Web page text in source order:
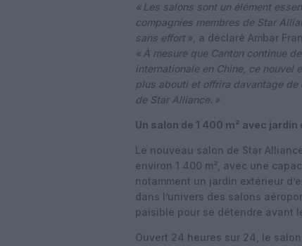
« Les salons sont un élément
compagnies membres de Star
sans effort », a déclaré Ambar
«À mesure que Canton continue
internationale en Chine, ce nouvel
plus abouti et offrira davantage
de Star Alliance. »
Un salon de 1 400 m² avec
Le nouveau salon de Star
environ 1 400 m², avec une
notamment un jardin extérieur
dans l’univers des salons
paisible pour se détendre avant
Ouvert 24 heures sur 24, le